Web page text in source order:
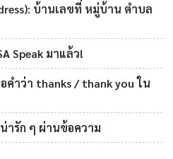
บ้านเลขที่ หมู่บ้าน ตำบล
Speak มาแล้ว!
คำว่า thanks / thank you ใน
ารัก ๆ ผ่านข้อความ